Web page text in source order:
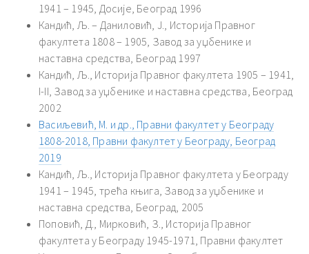
1941 – 1945, Досије, Београд 1996
Кандић, Љ. – Даниловић, Ј., Историја Правног
факултета 1808 – 1905, Завод за уџбенике и
наставна средства, Београд 1997
Кандић, Љ., Историја Правног факултета 1905 – 1941,
I-II, Завод за уџбенике и наставна средства, Београд
2002
Васиљевић, М. и др., Правни факултет у Београду
1808-2018, Правни факултет у Београду, Београд
2019
Кандић, Љ., Историја Правног факултета у Београду
1941 – 1945, трећа књига, Завод за уџбенике и
наставна средства, Београд, 2005
Поповић, Д., Мирковић, З., Историја Правног
факултета у Београду 1945-1971, Правни факултет